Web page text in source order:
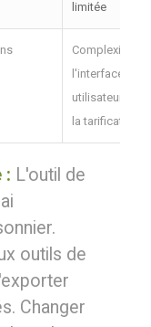
limitée
Complexité de
l'interface
utilisateur et de
la tarification
: L'outil de
outils de
Changer